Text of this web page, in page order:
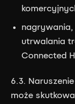
utrwalania
Connected
6.3.
może